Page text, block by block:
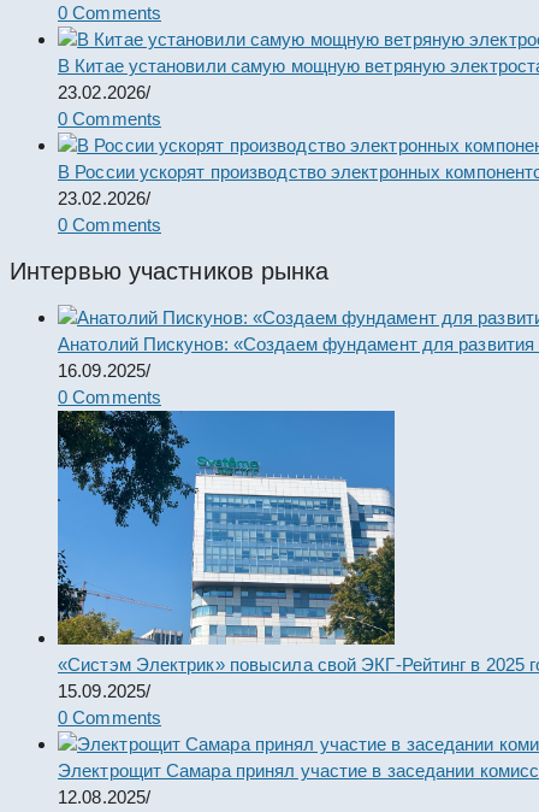
0 Comments
В Китае установили самую мощную ветряную
23.02.2026/
0 Comments
В России ускорят производство электронных
23.02.2026/
0 Comments
Интервью участников рынка
Анатолий Пискунов: «Создаем фундамент для развития
16.09.2025/
0 Comments
«Систэм Электрик» повысила свой ЭКГ-Рейтинг в 2025
15.09.2025/
0 Comments
Электрощит Самара принял участие в заседании
12.08.2025/